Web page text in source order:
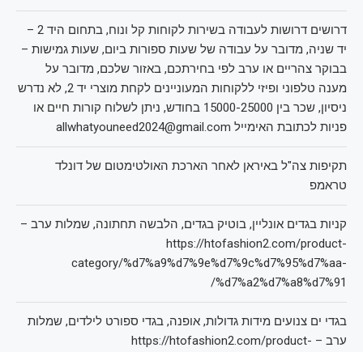
דרושים דרושות לעבודה בשירות לקוחות קל ונוח, בתחום היד 2 –
יד שניה, מדובר על עבודה של שעות ספורות ביום, שעות גמישות –
בבוקר צהריים או ערב לפי בחירתכם, באזור שלכם, מדובר על
מענה טלפוני ופיזי ללקוחות המעוניינים לקחת מוצרי יד 2, לא נדרש
ניסיון, שכר בין 15000-25000 בחודש, ניתן לשלוח קורות חיים או
פניות לכתובת האימייל allwhatyouneed2024@gmail.com
תקיפות צה"ל באיראן לאחר הארכת האולטימטום של דונלד
טראמפ
קניות בגדים אונליין, בוטיק בגדים, הלבשה תחתונה, שמלות ערב –
https://htofashion2.com/product-
category/%d7%a9%d7%9e%d7%9c%d7%95%d7%aa-
%d7%a2%d7%a8%d7%91/
בגדי ים צנועים מידות גדולות, אופנה, בגדי ספורט לילדים, שמלות
ערב – https://htofashion2.com/product-